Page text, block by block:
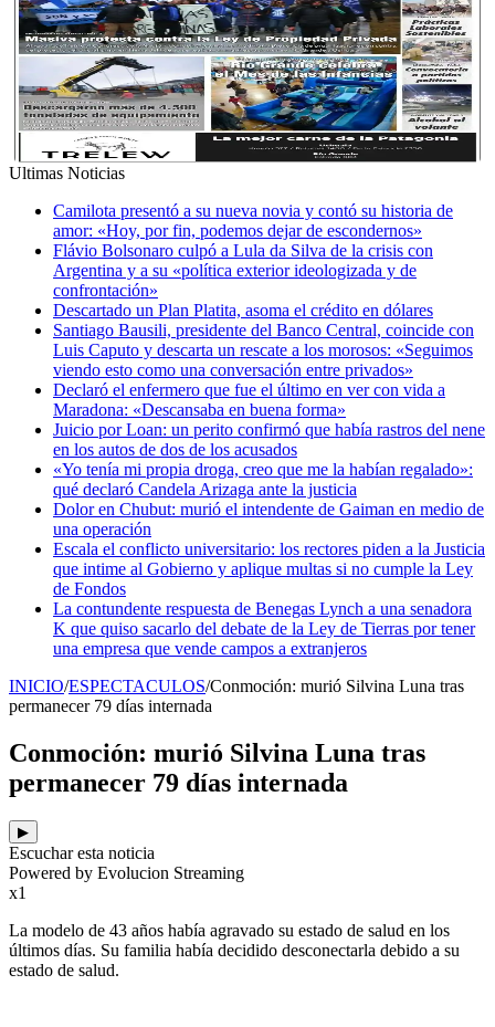
Ultimas Noticias
Camilota presentó a su nueva novia y contó su historia de
amor: «Hoy, por fin, podemos dejar de escondernos»
Flávio Bolsonaro culpó a Lula da Silva de la crisis con
Argentina y a su «política exterior ideologizada y de
confrontación»
Descartado un Plan Platita, asoma el crédito en dólares
Santiago Bausili, presidente del Banco Central, coincide con
Luis Caputo y descarta un rescate a los morosos: «Seguimos
viendo esto como una conversación entre privados»
Declaró el enfermero que fue el último en ver con vida a
Maradona: «Descansaba en buena forma»
Juicio por Loan: un perito confirmó que había rastros del nene
en los autos de dos de los acusados
«Yo tenía mi propia droga, creo que me la habían regalado»:
qué declaró Candela Arizaga ante la justicia
Dolor en Chubut: murió el intendente de Gaiman en medio de
una operación
Escala el conflicto universitario: los rectores piden a la Justicia
que intime al Gobierno y aplique multas si no cumple la Ley
de Fondos
La contundente respuesta de Benegas Lynch a una senadora
K que quiso sacarlo del debate de la Ley de Tierras por tener
una empresa que vende campos a extranjeros
INICIO/ESPECTACULOS/Conmoción: murió Silvina Luna tras
permanecer 79 días internada
Conmoción: murió Silvina Luna tras
permanecer 79 días internada
▶
Escuchar esta noticia
Powered by Evolucion Streaming
x1
La modelo de 43 años había agravado su estado de salud en los
últimos días. Su familia había decidido desconectarla debido a su
estado de salud.